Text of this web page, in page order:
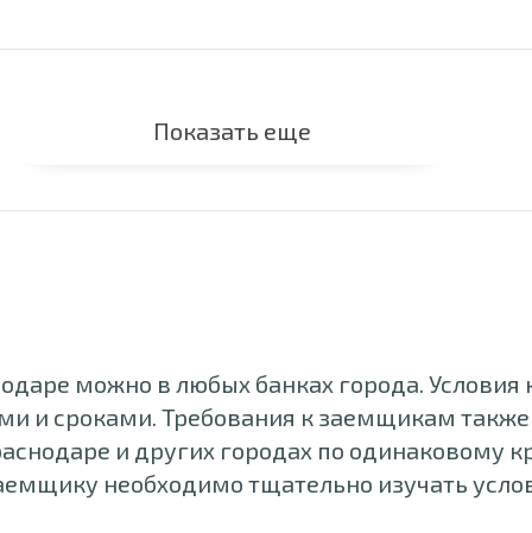
Показать еще
можно в любых банках города. Условия
и сроками. Требования к заемщикам
и других городах по одинаковому
необходимо тщательно изучать